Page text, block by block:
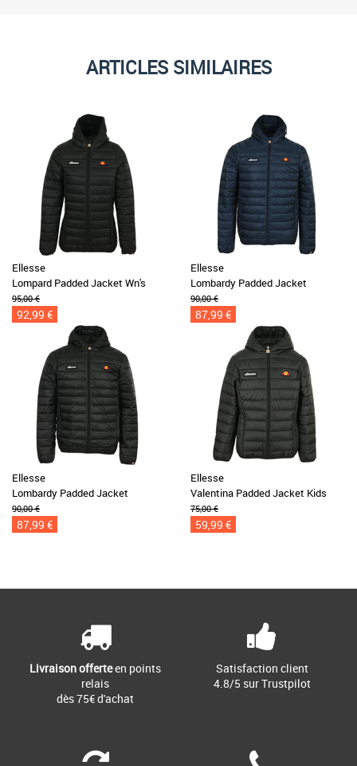
ARTICLES SIMILAIRES
Ellesse
Lompard Padded Jacket Wn's
95,00 €
92,99 €
Ellesse
Lombardy Padded Jacket
90,00 €
87,99 €
Ellesse
Lombardy Padded Jacket
90,00 €
87,99 €
Ellesse
Valentina Padded Jacket Kids
75,00 €
59,99 €
Livraison offerteen points
relais
dès 75€ d'achat
Satisfaction client
4.8/5 sur Trustpilot